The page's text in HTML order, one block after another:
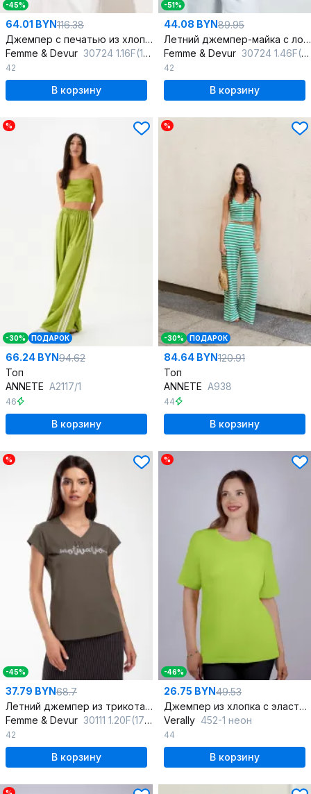
-45%
64.01 BYN116.38
Джемпер с печатью из хлопка и трикотажа, прямой крой, лето
Femme & Devur 30724 1.16F(170)
42
В корзину
-51%
44.08 BYN89.95
Летний джемпер-майка с лодочным вырезом
Femme & Devur 30724 1.46F(170)
42
В корзину
%
-30% ПОДАРОК
66.24 BYN94.62
Топ
ANNETE A2117/1
46
В корзину
%
-30% ПОДАРОК
84.64 BYN120.91
Топ
ANNETE A938
44
В корзину
%
-45%
37.79 BYN68.7
Летний джемпер из трикотажа и хлопка яркий стиль
Femme & Devur 30111 1.20F(170)
42
В корзину
%
-46%
26.75 BYN49.53
Джемпер из хлопка с эластаном и рукавом со спущенным плечом
Verally 452-1 неон
44
В корзину